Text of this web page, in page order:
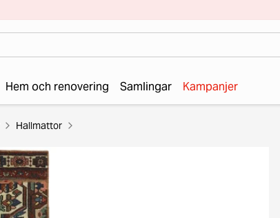
Hem och renovering Samlingar Kampanjer
Hallmattor